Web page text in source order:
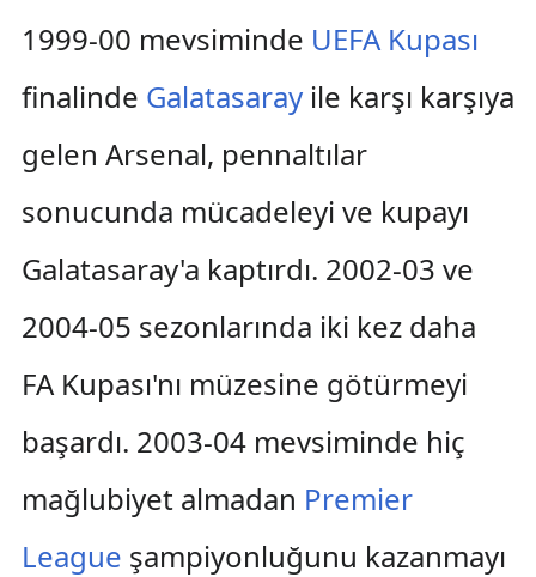
1999-00 mevsiminde UEFA Kupası
finalinde Galatasarayile karşı karşıya
gelen Arsenal, pennaltılar
sonucunda mücadeleyi ve kupayı
Galatasaray'a kaptırdı. 2002-03 ve
2004-05 sezonlarında iki kez daha
FA Kupası'nı müzesine götürmeyi
başardı. 2003-04 mevsiminde hiç
mağlubiyet almadan Premier
League şampiyonluğunu kazanmayı